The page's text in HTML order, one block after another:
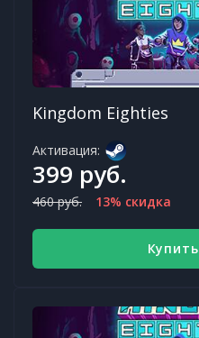
Kingdom Eighties
Активация:
399 руб.
460 руб. 13% скидка
Купить